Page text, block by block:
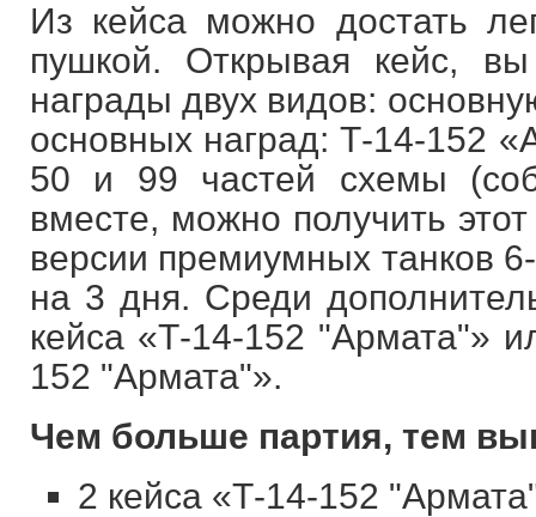
Из кейса можно достать
пушкой. Открывая кейс, вы
награды двух видов:
основных наград: Т-14-152
50 и 99 частей схемы
вместе, можно получить
версии премиумных танков
на 3 дня. Среди
кейса «Т-14-152 "Армата"»
152 "Армата"».
Чем больше партия, тем
2 кейса «Т-14-152